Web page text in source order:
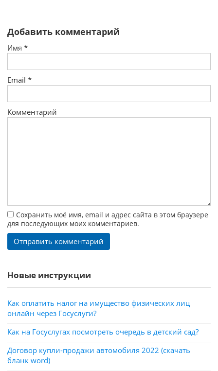
Добавить комментарий
Имя *
Email *
Комментарий
Сохранить моё имя, email и адрес сайта в этом браузере
для последующих моих комментариев.
Новые инструкции
Как оплатить налог на имущество физических лиц
онлайн через Госуслуги?
Как на Госуслугах посмотреть очередь в детский сад?
Договор купли-продажи автомобиля 2022 (скачать
бланк word)